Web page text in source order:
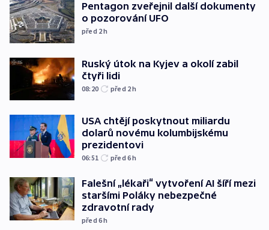
Pentagon zveřejnil další dokumenty
o pozorování UFO
před 2h
Ruský útok na Kyjev a okolí zabil
čtyři lidi
08:20 před 2h
USA chtějí poskytnout miliardu
dolarů novému kolumbijskému
prezidentovi
06:51 před 6h
Falešní „lékaři“ vytvoření AI šíří mezi
staršími Poláky nebezpečné
zdravotní rady
před 6h